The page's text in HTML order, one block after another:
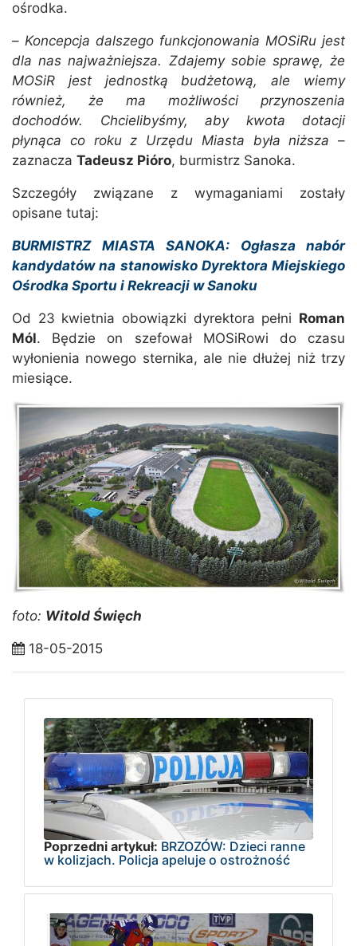
ośrodka.
– Koncepcja dalszego funkcjonowania MOSiRu jest
dla nas najważniejsza. Zdajemy sobie sprawę, że
MOSiR jest jednostką budżetową, ale wiemy
również, że ma możliwości przynoszenia
dochodów. Chcielibyśmy, aby kwota dotacji
płynąca co roku z Urzędu Miasta była niższa –
zaznacza Tadeusz Pióro, burmistrz Sanoka.
Szczegóły związane z wymaganiami zostały
opisane tutaj:
BURMISTRZ MIASTA SANOKA: Ogłasza nabór
kandydatów na stanowisko Dyrektora Miejskiego
Ośrodka Sportu i Rekreacji w Sanoku
Od 23 kwietnia obowiązki dyrektora pełni Roman
Mól. Będzie on szefował MOSiRowi do czasu
wyłonienia nowego sternika, ale nie dłużej niż trzy
miesiące.
foto: Witold Święch
18-05-2015
Poprzedni artykuł: BRZOZÓW: Dzieci ranne
w kolizjach. Policja apeluje o ostrożność